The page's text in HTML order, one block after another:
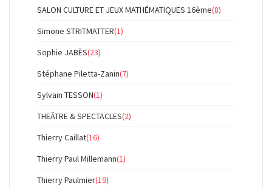
SALON CULTURE ET JEUX MATHÉMATIQUES 16ème(8)
Simone STRITMATTER(1)
Sophie JABÈS(23)
Stéphane Piletta-Zanin(7)
Sylvain TESSON(1)
THEÂTRE & SPECTACLES(2)
Thierry Caillat(16)
Thierry Paul Millemann(1)
Thierry Paulmier(19)